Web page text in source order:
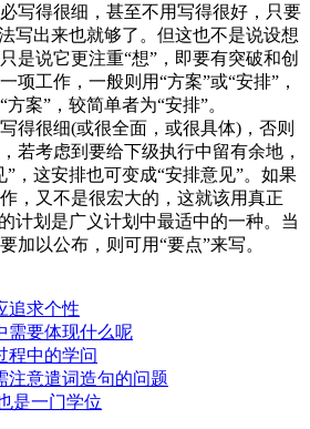
写得很细，甚至不用写得很好，只要
写出来也就够了。但这也不是说设想
是说它更注重“想”，即要有突破和创
项工作，一般则用“方案”或“安排”，
案”，较简单者为“安排”。
得很细(或很全面，或很具体)，否则
若考虑到要给下级执行中留有余地，
，这安排也可变成“安排意见”。如果
，又不是很宏大的，这就该用真正
计划是广义计划中最适中的一种。当
加以公布，则可用“要点”来写。
追求个性
需要体现什么呢
程中的学问
注意遣词造句的问题
是一门学位